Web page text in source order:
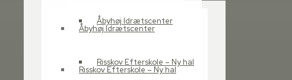
Åbyhøj Idrætscenter
Risskov Efterskole – Ny hal
Åbyhøj Idrætscenter
Risskov Efterskole – Ny hal
Kjellerup Skole
Skole- og Fritidscenter
Gellerup